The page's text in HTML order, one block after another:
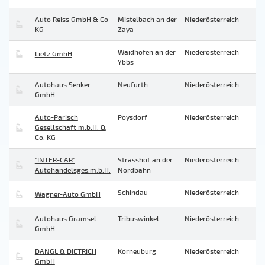
Auto Reiss GmbH & Co
KG
Mistelbach an der
Zaya
Niederösterreich
Lietz GmbH
Waidhofen an der
Ybbs
Niederösterreich
Autohaus Senker
GmbH
Neufurth Niederösterreich
Auto-Parisch
Gesellschaft m.b.H. &
Co. KG
Poysdorf Niederösterreich
"INTER-CAR"
Autohandelsges.m.b.H.
Strasshof an der
Nordbahn
Niederösterreich
Wagner-Auto GmbH Schindau Niederösterreich
Autohaus Gramsel
GmbH
Tribuswinkel Niederösterreich
DANGL & DIETRICH
GmbH
Korneuburg Niederösterreich